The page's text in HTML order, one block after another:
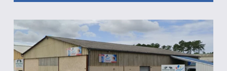
Magasin
Matlo
Piscines